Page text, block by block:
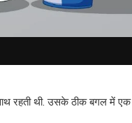
थी. उसके ठीक बगल में एक